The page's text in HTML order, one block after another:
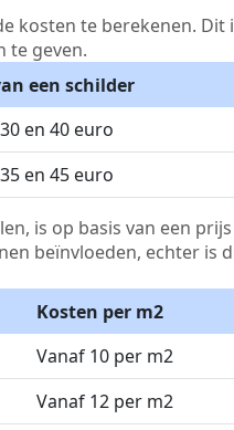
kosten te berekenen. Dit
te geven.
een schilder
en 40 euro
en 45 euro
is op basis van een
beïnvloeden, echter is
Kosten per m2
Vanaf 10 per m2
Vanaf 12 per m2